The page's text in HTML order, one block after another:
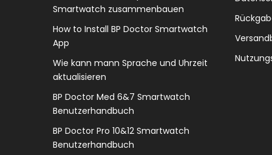
Smartwatch zusammenbauen
How to Install BP Doctor Smartwatch
App
Wie kann mann Sprache und Uhrzeit
aktualisieren
BP Doctor Med 6&7 Smartwatch
Benutzerhandbuch
BP Doctor Pro 10&12 Smartwatch
Benutzerhandbuch